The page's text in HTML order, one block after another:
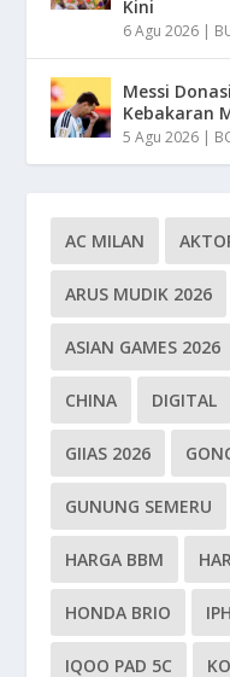
Kini
6 Agu 2026 |
Messi
Kebakaran
5 Agu 2026 |
AC MILAN
ARUS MUDIK 2026
ASIAN GAMES 2026
CHINA DIGITAL
GIIAS 2026
GUNUNG SEMERU
HARGA BBM
HONDA BRIO
IQOO PAD 5C